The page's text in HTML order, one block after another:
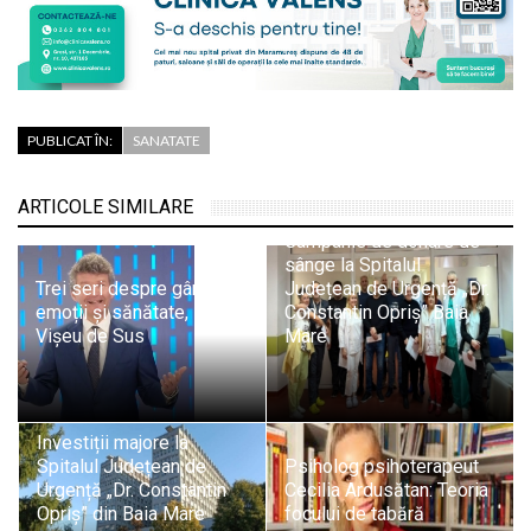
PUBLICAT ÎN: SANATATE
ARTICOLE SIMILARE
Trei seri despre gândire,
emoții și sănătate, la
Vișeu de Sus
Campanie de donare de
sânge la Spitalul
Județean de Urgență „Dr.
Constantin Opriș” Baia
Mare
Investiții majore la
Spitalul Județean de
Urgență „Dr. Constantin
Opriș” din Baia Mare
Psiholog psihoterapeut
Cecilia Ardusătan: Teoria
focului de tabără